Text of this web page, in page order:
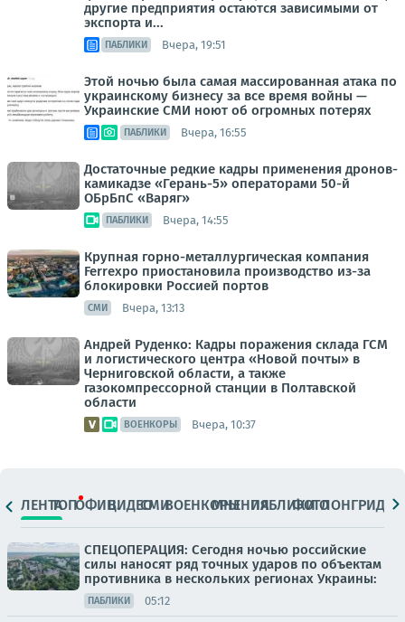
другие предприятия остаются зависимыми от
экспорта и...
ПАБЛИКИ Вчера, 19:51
Этой ночью была самая массированная атака по
украинскому бизнесу за все время войны —
Украинские СМИ ноют об огромных потерях
ПАБЛИКИ Вчера, 16:55
Достаточные редкие кадры применения дронов-
камикадзе «Герань-5» операторами 50-й
ОБрБпС «Варяг»
ПАБЛИКИ Вчера, 14:55
Крупная горно-металлургическая компания
Ferrexpo приостановила производство из-за
блокировки Россией портов
СМИ Вчера, 13:13
Андрей Руденко: Кадры поражения склада ГСМ
и логистического центра «Новой почты» в
Черниговской области, а также
газокомпрессорной станции в Полтавской
области
ВОЕНКОРЫ Вчера, 10:37
ЛЕНТАТОПОФИЦ.ВИДЕОСМИВОЕНКОРЫМНЕНИЯПАБЛИКИ
ФОТОЛОНГРИДЫ
СПЕЦОПЕРАЦИЯ: Сегодня ночью российские
силы наносят ряд точных ударов по объектам
противника в нескольких регионах Украины:
ПАБЛИКИ 05:12